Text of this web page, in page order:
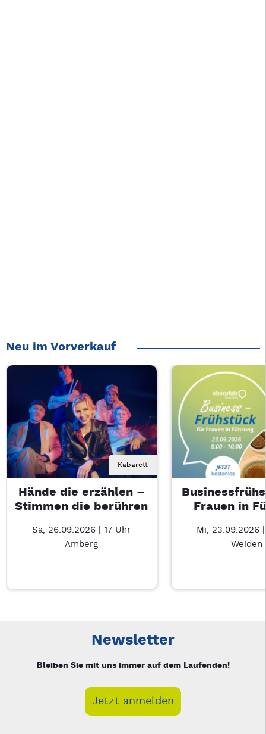
Neu im Vorverkauf
Kabarett
Hände die erzählen –
Stimmen die berühren
Sa, 26.09.2026 | 17 Uhr
Amberg
Frauen in
Mi, 23.09.2026
Weiden
Newsletter
Bleiben Sie mit uns immer auf dem Laufenden!
Jetzt anmelden